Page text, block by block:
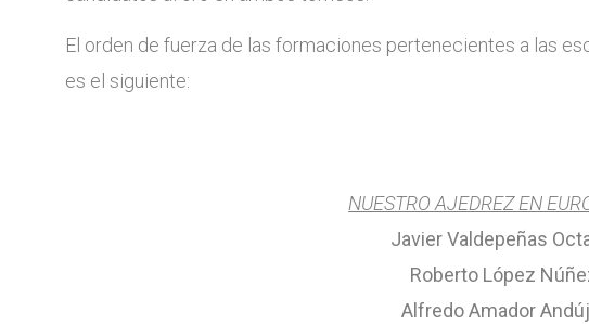
El orden de fuerza de las formaciones pertenecientes a las
es el siguiente:
NUESTRO AJEDREZ EN
Javier Valdepeñas
Roberto López
Alfredo Amador